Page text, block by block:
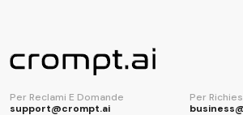
Per Reclami E Domande
support@crompt.ai
Per